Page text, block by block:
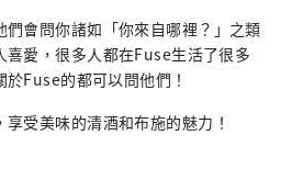
會問你諸如「你來自哪裡？」之類
喜愛，很多人都在Fuse生活了很多
Fuse的都可以問他們！
受美味的清酒和布施的魅力！